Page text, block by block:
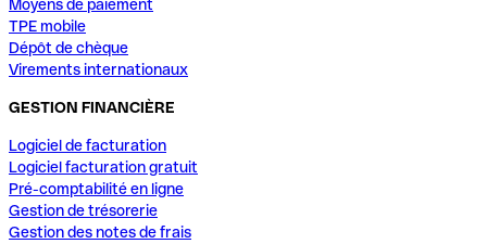
Moyens de paiement
TPE mobile
Dépôt de chèque
Virements internationaux
GESTION FINANCIÈRE
Logiciel de facturation
Logiciel facturation gratuit
Pré-comptabilité en ligne
Gestion de trésorerie
Gestion des notes de frais